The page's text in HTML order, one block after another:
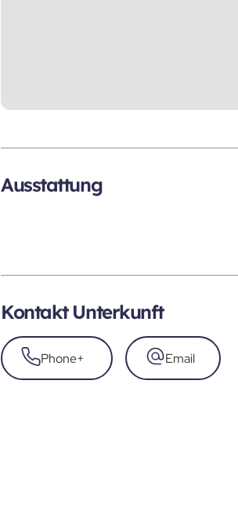
Ausstattung
Kontakt Unterkunft
Phone+ Email